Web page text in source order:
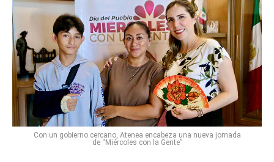
Con un gobierno cercano, Atenea encabeza una nueva jornada
de “Miércoles con la Gente”